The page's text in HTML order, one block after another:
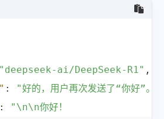
"deepseek-ai/DeepSeek-R1" ,
:
"好的，用户再次发送了“你好”。
: "\n\n你好！